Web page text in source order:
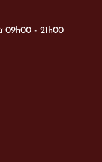
09h00 - 21h00